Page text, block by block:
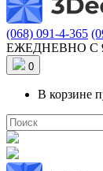
(068) 091-4-365
ЕЖЕДНЕВНО С
0
В корзине